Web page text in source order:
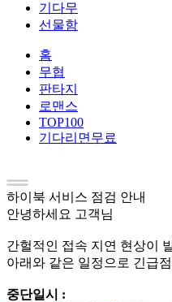
기다무
선물함
홈
무협
판타지
로맨스
TOP100
기다리면무료
하이북 서비스 점검 안내
안녕하세요 고객님
간헐적인 접속 지연 현상이
아래와 같은 일정으로 긴급
중단일시 :